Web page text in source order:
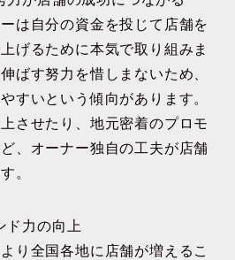
は自分の資金を投じて店舗を
げるために本気で取り組みま
ばす努力を惜しまないため、
すいという傾向があります。
させたり、地元密着のプロモ
、オーナー独自の工夫が店舗
。
力の向上
り全国各地に店舗が増えるこ